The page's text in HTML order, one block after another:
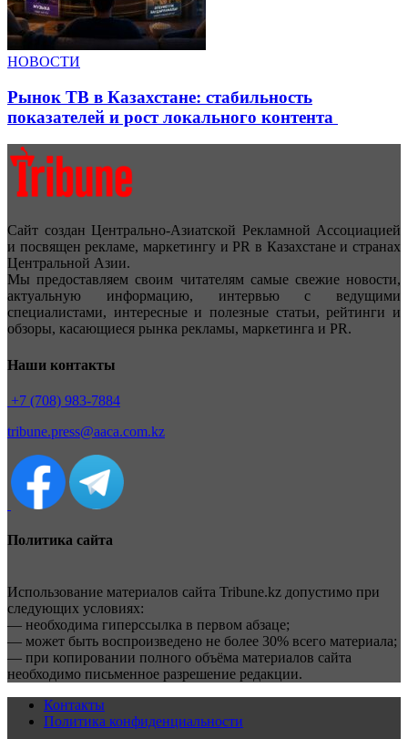
НОВОСТИ
Рынок ТВ в Казахстане: стабильность
показателей и рост локального контента
Сайт создан Центрально-Азиатской Рекламной Ассоциацией
и посвящен рекламе, маркетингу и PR в Казахстане и странах
Центральной Азии.
Мы предоставляем своим читателям самые свежие новости,
актуальную информацию, интервью с ведущими
специалистами, интересные и полезные статьи, рейтинги и
обзоры, касающиеся рынка рекламы, маркетинга и PR.
Наши контакты
+7 (708) 983-7884
tribune.press@aaca.com.kz
Политика сайта
Использование материалов сайта Tribune.kz допустимо при
следующих условиях:
— необходима гиперссылка в первом абзаце;
— может быть воспроизведено не более 30% всего материала;
— при копировании полного объёма материалов сайта
необходимо письменное разрешение редакции.
Контакты
Политика конфиденциальности